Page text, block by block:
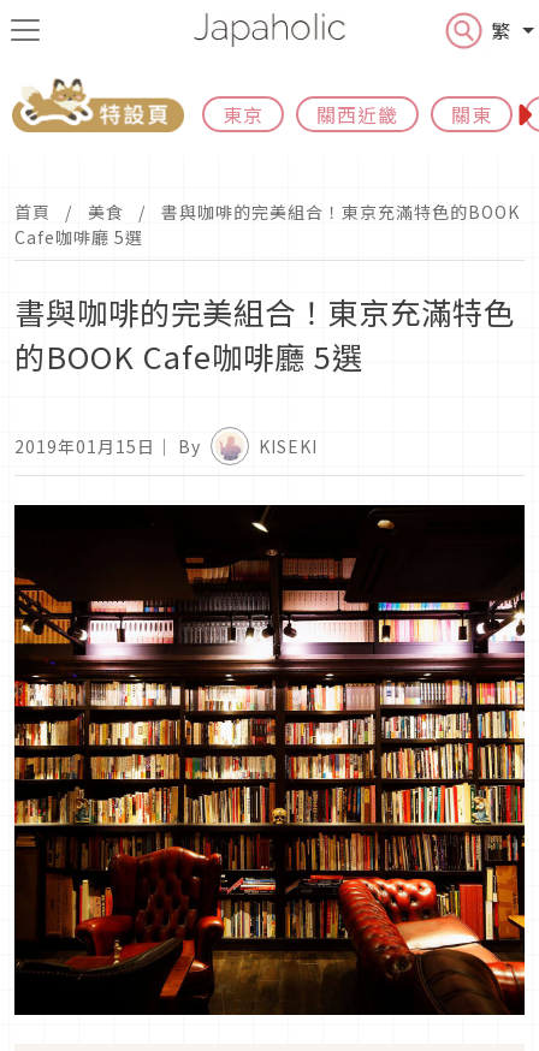
繁
東京 關西近畿 關東
首頁 美食
書與咖啡的完美組合！東京充滿特色的BOOK
Cafe咖啡廳 5選
書與咖啡的完美組合！東京充滿特色
的BOOK Cafe咖啡廳 5選
2019年01月15日 ｜ By KISEKI